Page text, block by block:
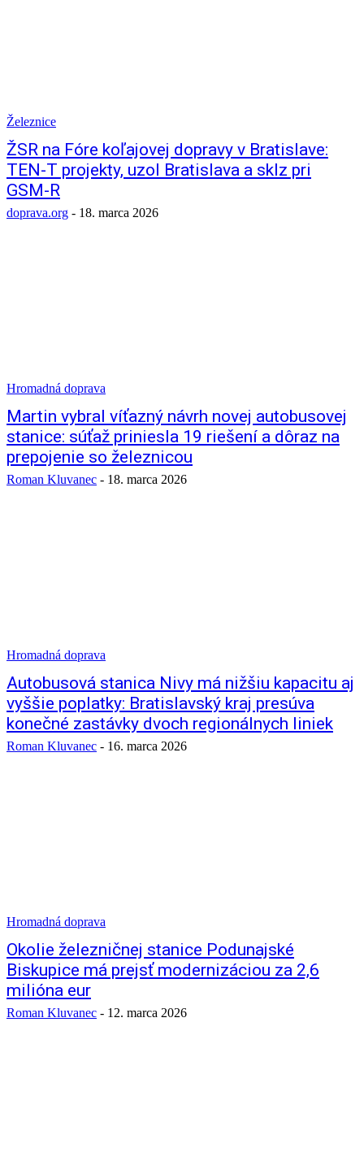
Železnice
ŽSR na Fóre koľajovej dopravy v Bratislave:
TEN-T projekty, uzol Bratislava a sklz pri
GSM-R
doprava.org - 18. marca 2026
Hromadná doprava
Martin vybral víťazný návrh novej autobusovej
stanice: súťaž priniesla 19 riešení a dôraz na
prepojenie so železnicou
Roman Kluvanec - 18. marca 2026
Hromadná doprava
Autobusová stanica Nivy má nižšiu kapacitu aj
vyššie poplatky: Bratislavský kraj presúva
konečné zastávky dvoch regionálnych liniek
Roman Kluvanec - 16. marca 2026
Hromadná doprava
Okolie železničnej stanice Podunajské
Biskupice má prejsť modernizáciou za 2,6
milióna eur
Roman Kluvanec - 12. marca 2026